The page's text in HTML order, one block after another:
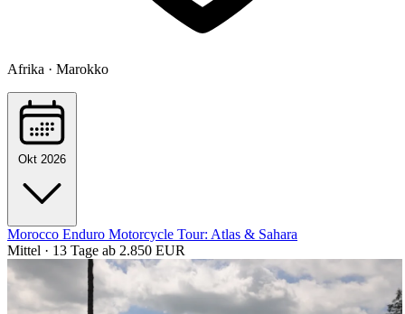
Afrika · Marokko
Okt 2026
Morocco Enduro Motorcycle Tour: Atlas & Sahara
Mittel · 13 Tage ab 2.850 EUR